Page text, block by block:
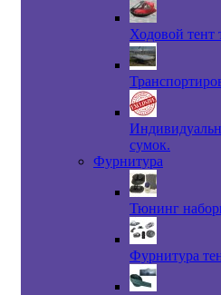
Ходовой тент
сумок.
Фурнитура
Тюнинг
Фурнитура